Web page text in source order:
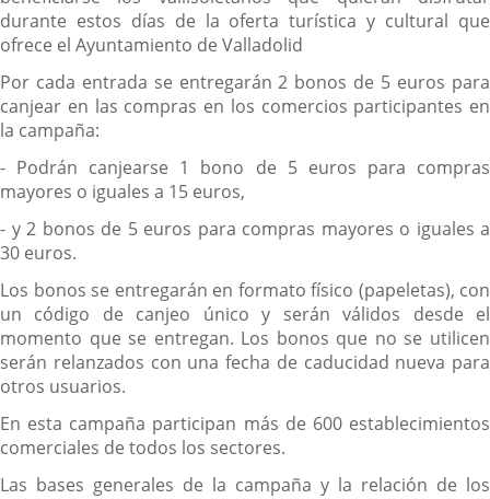
durante estos días de la oferta turística y cultural que
ofrece el Ayuntamiento de Valladolid
Por cada entrada se entregarán 2 bonos de 5 euros para
canjear en las compras en los comercios participantes en
la campaña:
- Podrán canjearse 1 bono de 5 euros para compras
mayores o iguales a 15 euros,
- y 2 bonos de 5 euros para compras mayores o iguales a
30 euros.
Los bonos se entregarán en formato físico (papeletas), con
un código de canjeo único y serán válidos desde el
momento que se entregan. Los bonos que no se utilicen
serán relanzados con una fecha de caducidad nueva para
otros usuarios.
En esta campaña participan más de 600 establecimientos
comerciales de todos los sectores.
Las bases generales de la campaña y la relación de los